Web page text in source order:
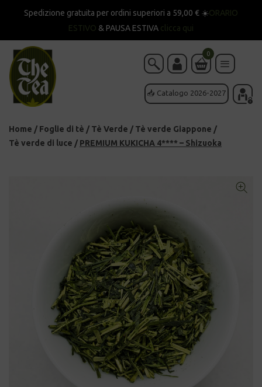
Spedizione gratuita per ordini superiori a 59,00 € ☀️ORARIO
ESTIVO & PAUSA ESTIVA clicca qui
📥 Catalogo 2026-2027
0
Home / Foglie di tè / Tè Verde / Tè verde Giappone /
Tè verde di luce / PREMIUM KUKICHA 4**** – Shizuoka